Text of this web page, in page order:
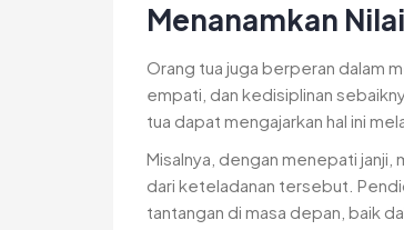
Menanamkan
Orang tua juga berperan dalam
empati, dan kedisiplinan
tua dapat mengajarkan hal ini
Misalnya, dengan menepati janji,
dari keteladanan tersebut.
tantangan di masa depan, baik